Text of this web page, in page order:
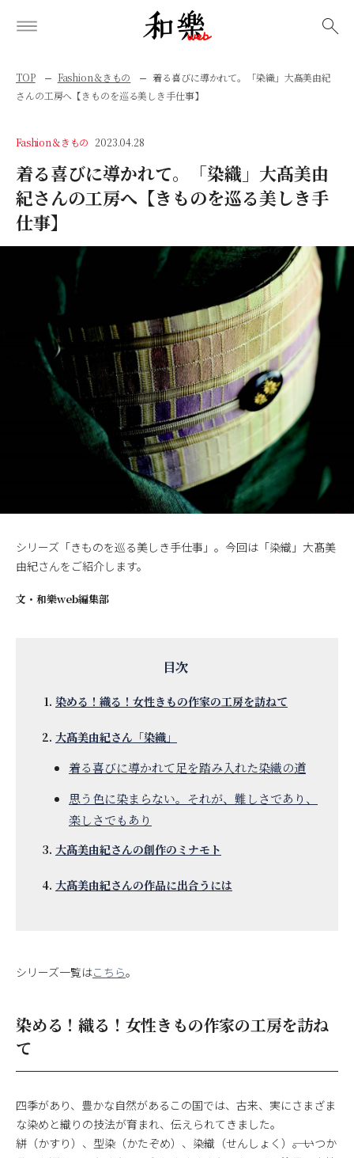
TOP Fashion＆きもの
着る喜びに導かれて。「染織」大髙美由紀
さんの工房へ【きものを巡る美しき手仕事】
Fashion＆きもの 2023.04.28
着る喜びに導かれて。「染織」大髙美由
紀さんの工房へ【きものを巡る美しき手
仕事】
シリーズ「きものを巡る美しき手仕事」。今回は「染織」大髙美
由紀さんをご紹介します。
文・ 和樂web編集部
染める！織る！女性きもの作家の工房を訪ねて
大髙美由紀さん「染織」
着る喜びに導かれて足を踏み入れた染織の道
思う色に染まらない。それが、難しさであり、
楽しさでもあり
大髙美由紀さんの創作のミナモト
大髙美由紀さんの作品に出合うには
シリーズ一覧はこちら。
染める！織る！女性きもの作家の工房を訪ね
て
四季があり、豊かな自然があるこの国では、古来、実にさまざま
な染めと織りの技法が育まれ、伝えられてきました。
絣（かすり）、型染（かたぞめ）、染織（せんしょく）――。いつか